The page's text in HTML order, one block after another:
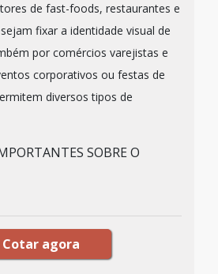
de fast-foods, restaurantes e
fixar a identidade visual de
por comércios varejistas e
corporativos ou festas de
diversos tipos de
SOBRE O
Cotar agora